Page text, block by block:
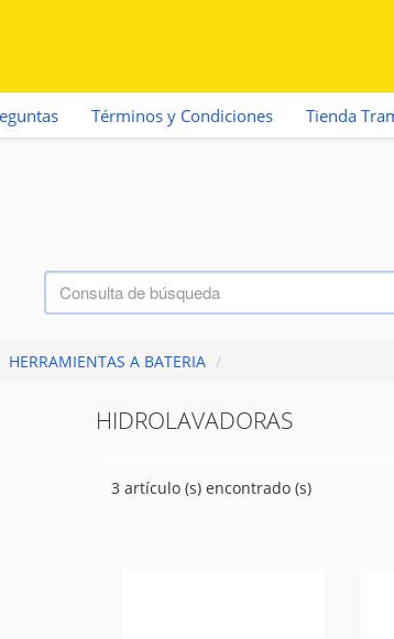
Términos y Condiciones Tienda
HERRAMIENTAS A BATERIA /
HIDROLAVADORAS
3 artículo (s) encontrado (s)